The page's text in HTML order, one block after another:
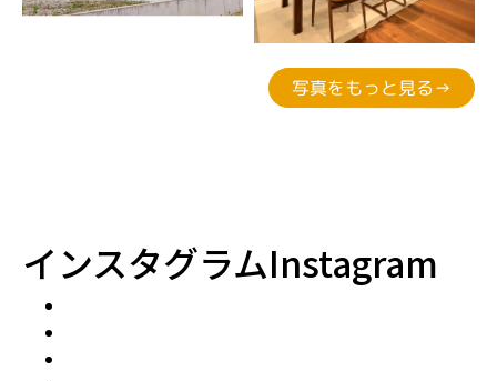
写真をもっと見る→
インスタグラムInstagram